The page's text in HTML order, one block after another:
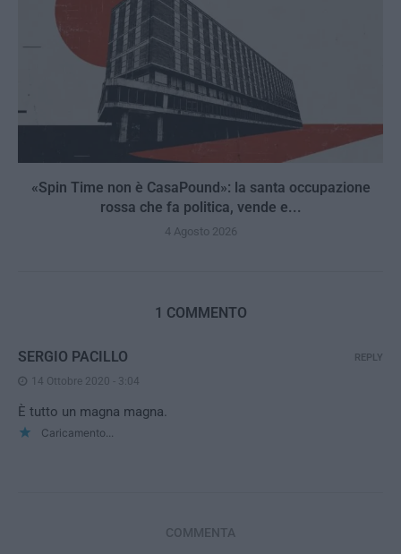
«Spin Time non è CasaPound»: la santa occupazione
rossa che fa politica, vende e...
4 Agosto 2026
1 COMMENTO
SERGIO PACILLO
14 Ottobre 2020 - 3:04
È tutto un magna magna.
Caricamento...
REPLY
COMMENTA